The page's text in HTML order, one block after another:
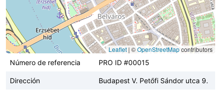
Leaflet | ©OpenStreetMapcontributors
Número de referencia
PRO ID #00015
Dirección Budapest V. Petőfi Sándor utca 9.